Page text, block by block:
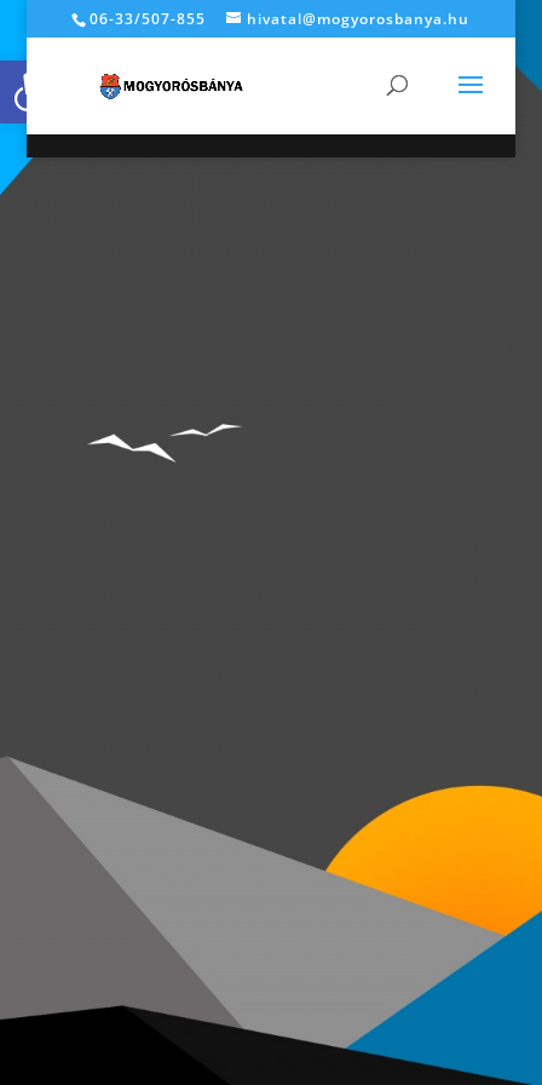
Eszköztár megnyitása
06-33/507-855 hivatal@mogyorosbanya.hu